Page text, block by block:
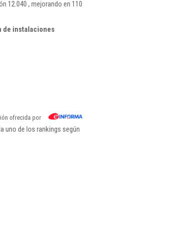
12.040 , mejorando en 110
de instalaciones
ofrecida por
uno de los rankings según